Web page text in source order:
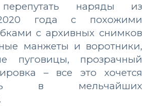
наряды из
года с похожими
с архивных снимков
манжеты и воротники,
пуговицы, прозрачный
– все это хочется
в мельчайших